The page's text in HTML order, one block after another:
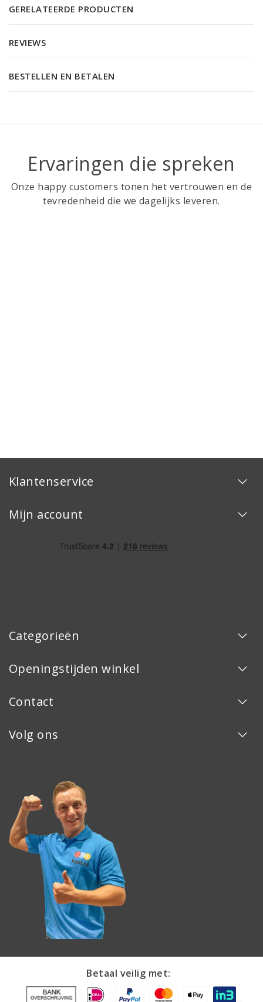
GERELATEERDE PRODUCTEN
REVIEWS
BESTELLEN EN BETALEN
Ervaringen die spreken
Onze happy customers tonen het vertrouwen en de
tevredenheid die we dagelijks leveren.
Klantenservice
Mijn account
Categorieën
Openingstijden winkel
Contact
Volg ons
Betaal veilig met: